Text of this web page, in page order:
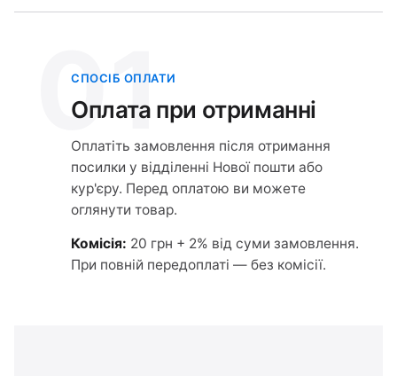
01
СПОСІБ ОПЛАТИ
Оплата при отриманні
Оплатіть замовлення після отримання
посилки у відділенні Нової пошти або
кур'єру. Перед оплатою ви можете
оглянути товар.
Комісія: 20 грн + 2% від суми замовлення.
При повній передоплаті — без комісії.